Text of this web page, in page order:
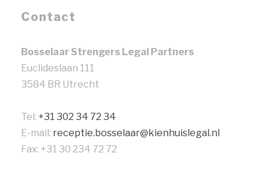
Contact
Bosselaar Strengers Legal Partners
Euclideslaan 111
3584 BR Utrecht
Tel: +31 302 34 72 34
E-mail: receptie.bosselaar@kienhuislegal.nl
Fax: +31 30 234 72 72